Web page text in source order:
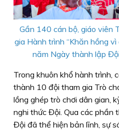
Gần 140 cán bộ, giáo viên
gia Hành trình “Khăn hồng
năm Ngày thành lập
Trong khuôn khổ hành trình,
thành 10 đội tham gia Trò
lồng ghép trò chơi dân gian,
nghi thức Đội. Qua các phần
Đội đã thể hiện bản lĩnh, sự